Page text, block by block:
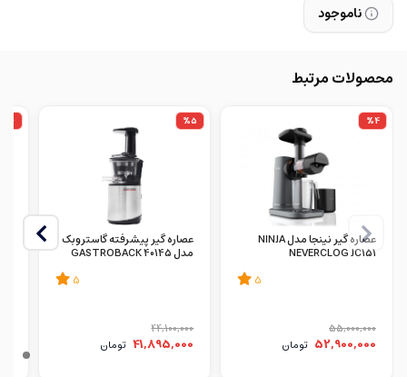
ناموجود
محصولات مرتبط
%4
عصاره گیر نینجا مدل NINJA
NEVERCLOG JC151
5
55,000,000
52,900,000 تومان
%5
عصاره گیر پیشرفته گاستروبک
مدل GASTROBACK 40145
5
44,100,000
41,895,000 تومان
%6